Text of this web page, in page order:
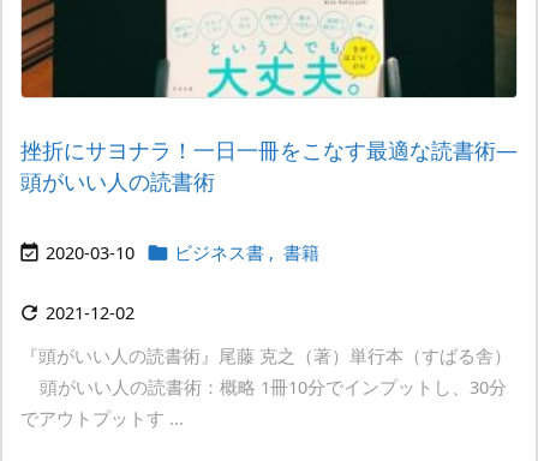
挫折にサヨナラ！一日一冊をこなす最適な読書術―
頭がいい人の読書術
 2020-03-10  ビジネス書 , 書籍
 2021-12-02
『頭がいい人の読書術』尾藤 克之（著）単行本（すばる舎）
頭がいい人の読書術：概略 1冊10分でインプットし、30分
でアウトプットす ...